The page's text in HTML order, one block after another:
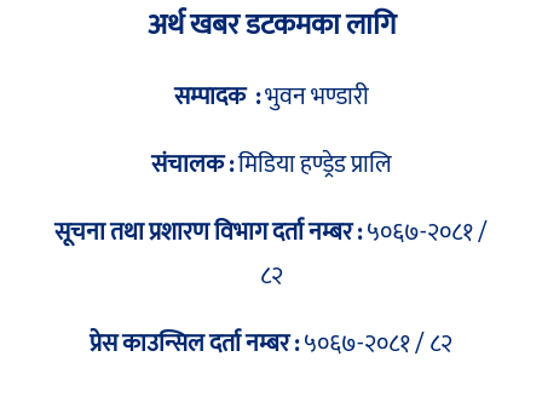
अर्थ खबर डटकमका लागि
सम्पादक :भुवन भण्डारी
संचालक :मिडिया हण्ड्रेड प्रालि
सूचना तथा प्रशारण विभाग दर्ता नम्बर :५०६७-२०८१ /
८२
प्रेस काउन्सिल दर्ता नम्बर :५०६७-२०८१ / ८२